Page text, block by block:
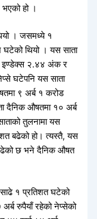
हो ।
। जसमध्ये १
घटेको थियो । यस साता
इण्डेक्स २.४४ अंक र
घटेपनि यस साता
९ अर्ब १ करोड
दैनिक औषतमा १० अर्ब
तुलनामा यस
बढेको हो। त्यस्तै, यस
छ भने दैनिक औषत
१ प्रतिशत घटेको
रुपैयाँ रहेको नेप्सेको